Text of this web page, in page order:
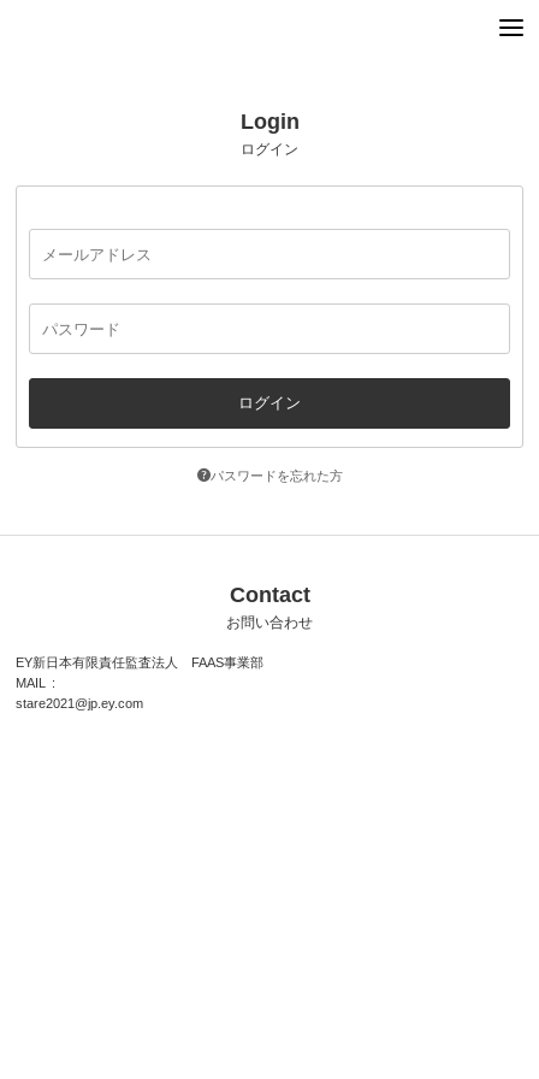
Login
ログイン
パスワードを忘れた方
Contact
お問い合わせ
EY新日本有限責任監査法人 FAAS事業部
MAIL
stare2021@jp.ey.com